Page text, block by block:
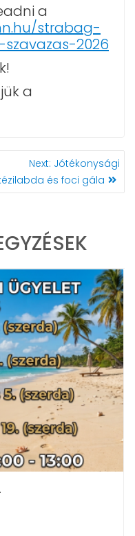
a
strabag-
2026
a
Next: Next
post:
Jótékonysági
és foci gála